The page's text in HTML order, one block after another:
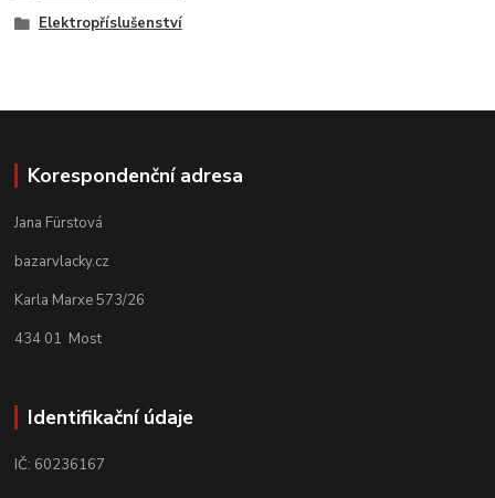
Elektropříslušenství
Korespondenční adresa
Jana Fürstová
bazarvlacky.cz
Karla Marxe 573/26
434 01 Most
Identifikační údaje
IČ: 60236167